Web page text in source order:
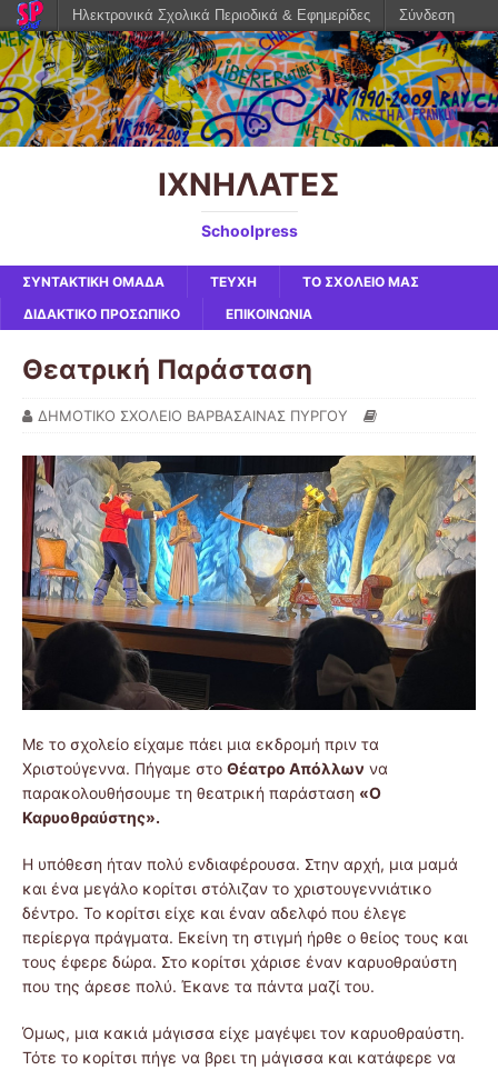
ΙΧΝΗΛΑΤΕΣ
Schoolpress
ΣΥΝΤΑΚΤΙΚΗ ΟΜΑΔΑ ΤΕΥΧΗ
ΤΟ ΣΧΟΛΕΙΟ ΜΑΣ
ΔΙΔΑΚΤΙΚΟ ΠΡΟΣΩΠΙΚΟ
ΕΠΙΚΟΙΝΩΝΙΑ
Θεατρική Παράσταση
ΔΗΜΟΤΙΚΟ ΣΧΟΛΕΙΟ ΒΑΡΒΑΣΑΙΝΑΣ ΠΥΡΓΟΥ
Με το σχολείο είχαμε πάει μια εκδρομή πριν τα
Χριστούγεννα. Πήγαμε στο Θέατρο Απόλλων να
παρακολουθήσουμε τη θεατρική παράσταση «Ο
Καρυοθραύστης».
Η υπόθεση ήταν πολύ ενδιαφέρουσα. Στην αρχή, μια μαμά
και ένα μεγάλο κορίτσι στόλιζαν το χριστουγεννιάτικο
δέντρο. Το κορίτσι είχε και έναν αδελφό που έλεγε
περίεργα πράγματα. Εκείνη τη στιγμή ήρθε ο θείος τους και
τους έφερε δώρα. Στο κορίτσι χάρισε έναν καρυοθραύστη
που της άρεσε πολύ. Έκανε τα πάντα μαζί του.
Όμως, μια κακιά μάγισσα είχε μαγέψει τον καρυοθραύστη.
Τότε το κορίτσι πήγε να βρει τη μάγισσα και κατάφερε να
Ηλεκτρονικά Σχολικά Περιοδικά & Εφημερίδες Σύνδεση